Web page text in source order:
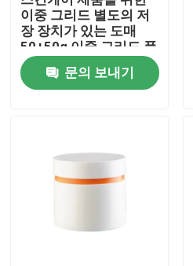
이중 그리드 별도의 저
장 장치가 있는 도매
50+50g 이중 그리드 플
라스틱 PP 크림 용기
문의 보내기